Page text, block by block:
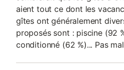
aient tout ce dont les
gîtes ont généralement
proposés sont : piscine (92
conditionné (62 %)... Pas